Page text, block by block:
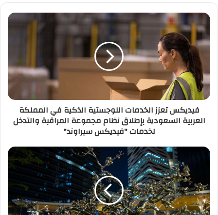
فيديكس تعزز الخدمات اللوجستية الذكية في المملكة
العربية السعودية بإطلاق نظام مجموعة المراقبة والتدخل
لخدمات "فيديكس سيراوند"